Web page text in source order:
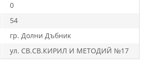
0
54
гр. Долни Дъбник
ул. СВ.СВ.КИРИЛ И МЕТОДИЙ №17